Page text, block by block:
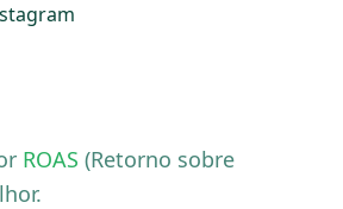
ROAS (Retorno sobre